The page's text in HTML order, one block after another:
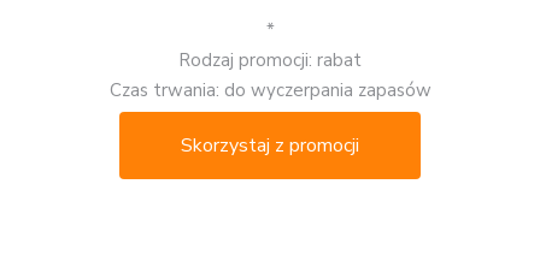
*
Rodzaj promocji: rabat
Czas trwania: do wyczerpania zapasów
Skorzystaj z promocji